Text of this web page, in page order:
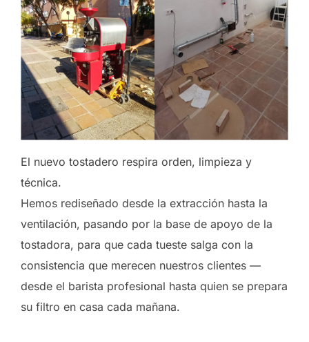
El nuevo tostadero respira orden, limpieza y
técnica.
Hemos rediseñado desde la extracción hasta la
ventilación, pasando por la base de apoyo de la
tostadora, para que cada tueste salga con la
consistencia que merecen nuestros clientes —
desde el barista profesional hasta quien se prepara
su filtro en casa cada mañana.